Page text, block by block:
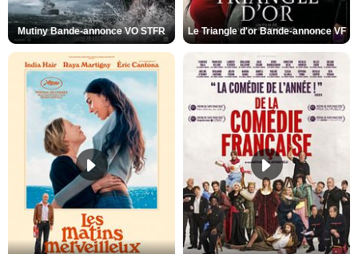
Mutiny Bande-annonce VO STFR Le Triangle d'or Bande-annonce VF